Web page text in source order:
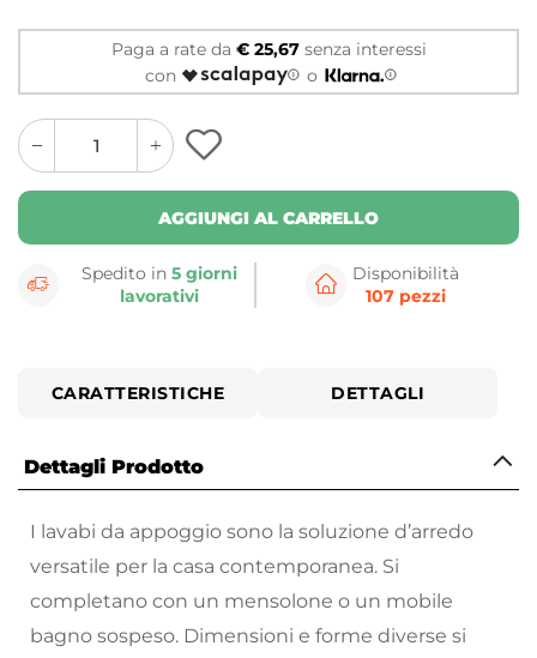
Paga a rate da € 25,67senza interessi
con
o
quantity
button
quantity
minus
button
AGGIUNGI AL CARRELLO
Spedito in5 giorni
lavorativi
Disponibilità
107 pezzi
CARATTERISTICHE DETTAGLI
Dettagli Prodotto
I lavabi da appoggio sono la soluzione d’arredo
versatile per la casa contemporanea. Si
completano con un mensolone o un mobile
bagno sospeso. Dimensioni e forme diverse si